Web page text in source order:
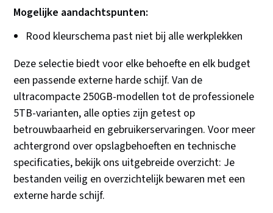
Mogelijke aandachtspunten:
Rood kleurschema past niet bij alle werkplekken
Deze selectie biedt voor elke behoefte en elk budget
een passende externe harde schijf. Van de
ultracompacte 250GB-modellen tot de professionele
5TB-varianten, alle opties zijn getest op
betrouwbaarheid en gebruikerservaringen. Voor meer
achtergrond over opslagbehoeften en technische
specificaties, bekijk ons uitgebreide overzicht: Je
bestanden veilig en overzichtelijk bewaren met een
externe harde schijf.